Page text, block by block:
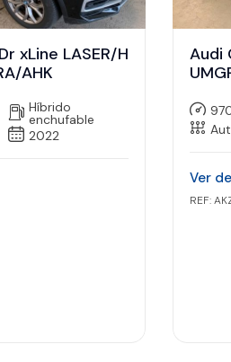
xLine LASER/H
AHK
Híbrido
enchufable
2022
Audi
Ver
REF: